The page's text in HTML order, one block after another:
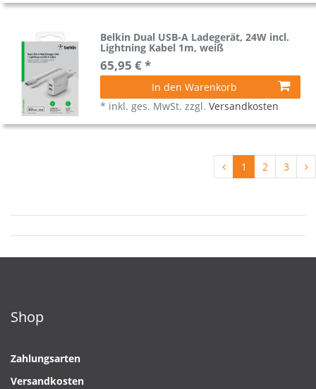
Belkin Dual USB-A Ladegerät, 24W incl.
Lightning Kabel 1m, weiß
65,95 € *
In den Warenkorb
* inkl. ges. MwSt. zzgl.Versandkosten
1 2 3
Shop
Zahlungsarten
Versandkosten